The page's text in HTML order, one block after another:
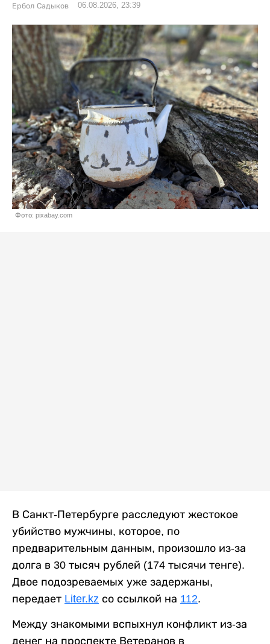
Ербол Садыков 06.08.2026, 23:39
Фото: pixabay.com
В Санкт-Петербурге расследуют жестокое
убийство мужчины, которое, по
предварительным данным, произошло из-за
долга в 30 тысяч рублей (174 тысячи тенге).
Двое подозреваемых уже задержаны,
передает Liter.kz со ссылкой на 112.
Между знакомыми вспыхнул конфликт из-за
денег на проспекте Ветеранов в